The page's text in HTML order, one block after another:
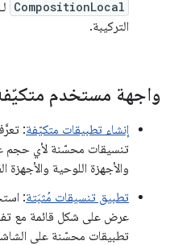
CompositionLocal
التركيبة.
واجهة مستخدم
إنشاء تطبيقات متكيّفة:
تنسيقات محسّنة لأي حجم
والأجهزة اللوحية والأجهزة
تطبيق تنسيقات مُثبَتة:
عرض على شكل قائمة مع
تطبيقات محسّنة على